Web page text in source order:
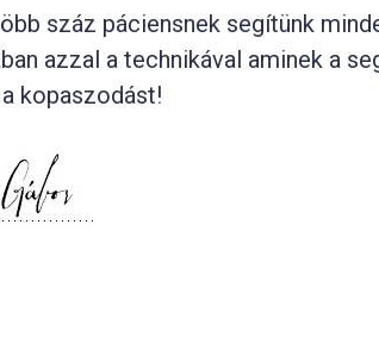
száz páciensnek segítünk
azzal a technikával aminek a
kopaszodást!